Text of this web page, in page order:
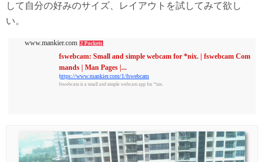
して自分の好みのサイズ、レイアウトを試してみて欲し
い。
www.mankier.com 2 Pockets
fswebcam: Small and simple webcam for *nix. | fswebcam Com
mands | Man Pages |...
https://www.mankier.com/1/fswebcam
fswebcam is a small and simple webcam app for *nix.